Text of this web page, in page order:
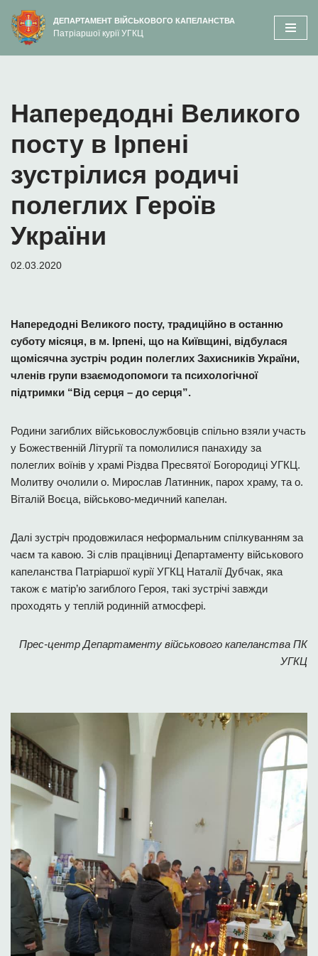
вмісту
Перейти
до
ДЕПАРТАМЕНТ ВІЙСЬКОВОГО КАПЕЛАНСТВА
Патріаршої курії УГКЦ
Напередодні Великого
посту в Ірпені
зустрілися родичі
полеглих Героїв
України
02.03.2020
Напередодні Великого посту, традиційно в останню
суботу місяця, в м. Ірпені, що на Київщині, відбулася
щомісячна зустріч родин полеглих Захисників України,
членів групи взаємодопомоги та психологічної
підтримки “Від серця – до серця”.
Родини загиблих військовослужбовців спільно взяли участь
у Божественній Літургії та помолилися панахиду за
полеглих воїнів у храмі Різдва Пресвятої Богородиці УГКЦ.
Молитву очолили о. Мирослав Латинник, парох храму, та о.
Віталій Воєца, військово-медичний капелан.
Далі зустріч продовжилася неформальним спілкуванням за
чаєм та кавою. Зі слів працівниці Департаменту військового
капеланства Патріаршої курії УГКЦ Наталії Дубчак, яка
також є матір’ю загиблого Героя, такі зустрічі завжди
проходять у теплій родинній атмосфері.
Прес-центр Департаменту військового капеланства ПК
УГКЦ